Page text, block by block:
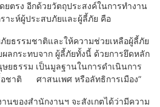
ตรง อีกด้วยวัตถุประสงค์ในการทำงาน
าะห์ผู้ประสบภัยและผู้ลี้ภัย คือ
ยธรรมชาติและให้ความช่วยเหลือผู้ลี้ภัย
ลกระทบจาก ผู้ลี้ภัยทั้งนี้ ด้วยการยึดหลัก
ยธรรม เป็นมูลฐานในการดำเนินการ
อชาติ ศาสนเพศ หรือลัทธิการเมือง”
นของสำนักงานฯ จะสังเกตได้ว่ามีความ